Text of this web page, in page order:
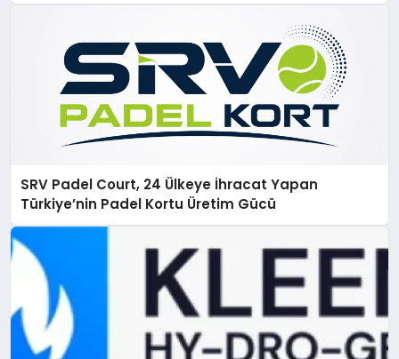
SRV Padel Court, 24 Ülkeye İhracat Yapan
Türkiye’nin Padel Kortu Üretim Gücü